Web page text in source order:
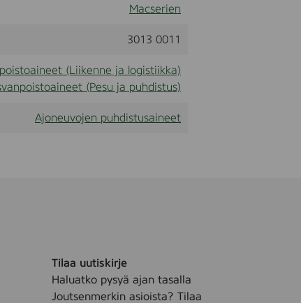
Macserien
3013 0011
(Liikenne ja logistiikka)
(Pesu ja puhdistus)
Ajoneuvojen puhdistusaineet
Tilaa uutiskirje
Haluatko pysyä ajan tasalla
Joutsenmerkin asioista? Tilaa